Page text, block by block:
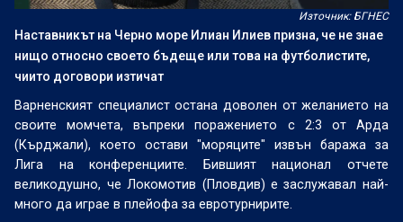
Източник: БГНЕС
Наставникът на Черно море Илиан Илиев призна, че не знае
нищо относно своето бъдеще или това на футболистите,
чиито договори изтичат
Варненският специалист остана доволен от желанието на
своите момчета, въпреки поражението с 2:3 от Арда
(Кърджали), което остави "моряците" извън баража за
Лига на конференциите. Бившият национал отчете
великодушно, че Локомотив (Пловдив) е заслужавал най-
много да играе в плейофа за евротурнирите.